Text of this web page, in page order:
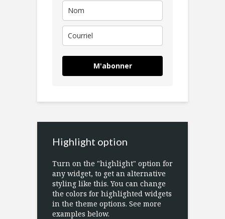
M'abonner
Highlight option
Turn on the "highlight" option for
any widget, to get an alternative
styling like this. You can change
the colors for highlighted widgets
in the theme options. See more
examples below.